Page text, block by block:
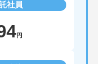
社員
円